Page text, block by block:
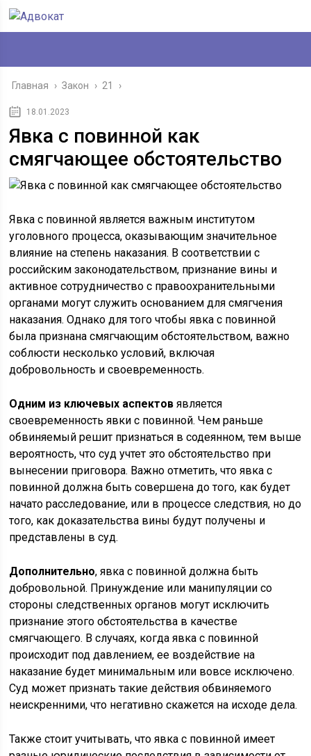
Главная › Закон › 21 ›
18.01.2023
Явка с повинной как
смягчающее обстоятельство
Явка с повинной является важным институтом
уголовного процесса, оказывающим значительное
влияние на степень наказания. В соответствии с
российским законодательством, признание вины и
активное сотрудничество с правоохранительными
органами могут служить основанием для смягчения
наказания. Однако для того чтобы явка с повинной
была признана смягчающим обстоятельством, важно
соблюсти несколько условий, включая
добровольность и своевременность.
Одним из ключевых аспектов является
своевременность явки с повинной. Чем раньше
обвиняемый решит признаться в содеянном, тем выше
вероятность, что суд учтет это обстоятельство при
вынесении приговора. Важно отметить, что явка с
повинной должна быть совершена до того, как будет
начато расследование, или в процессе следствия, но до
того, как доказательства вины будут получены и
представлены в суд.
Дополнительно, явка с повинной должна быть
добровольной. Принуждение или манипуляции со
стороны следственных органов могут исключить
признание этого обстоятельства в качестве
смягчающего. В случаях, когда явка с повинной
происходит под давлением, ее воздействие на
наказание будет минимальным или вовсе исключено.
Суд может признать такие действия обвиняемого
неискренними, что негативно скажется на исходе дела.
Также стоит учитывать, что явка с повинной имеет